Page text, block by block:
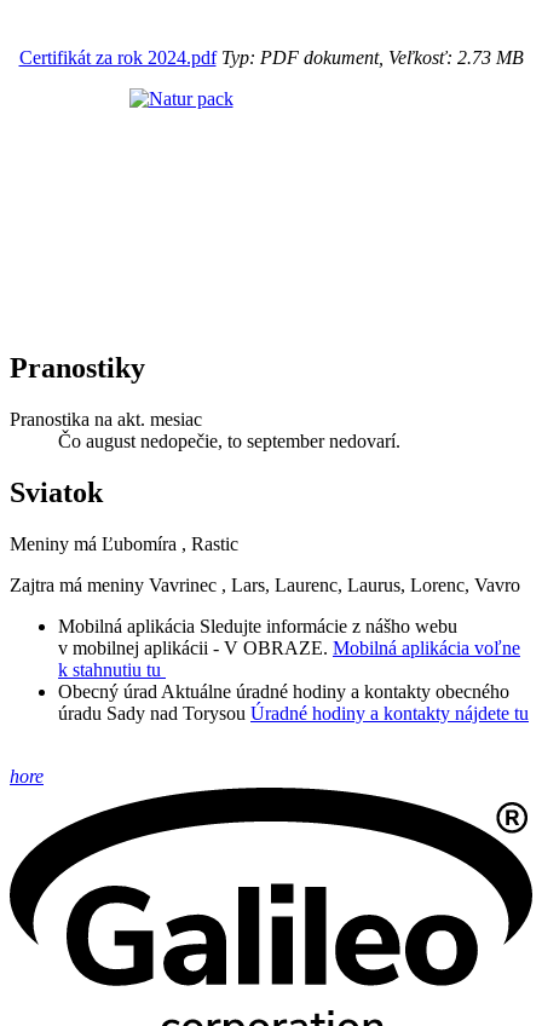
Certifikát za rok 2024.pdfTyp: PDF dokument, Veľkosť: 2.73 MB
Pranostiky
Pranostika na akt. mesiac
Čo august nedopečie, to september nedovarí.
Sviatok
Meniny má Ľubomíra , Rastic
Zajtra má meniny Vavrinec , Lars, Laurenc, Laurus, Lorenc, Vavro
Mobilná aplikácia Sledujte informácie z nášho webu
v mobilnej aplikácii - V OBRAZE. Mobilná aplikácia voľne
k stahnutiu tu
Obecný úrad Aktuálne úradné hodiny a kontakty obecného
úradu Sady nad Torysou Úradné hodiny a kontakty nájdete tu
hore